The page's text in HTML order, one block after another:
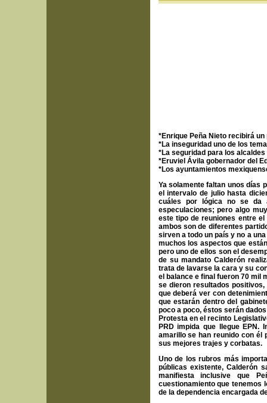
*Enrique Peña Nieto recibirá
*La inseguridad uno de los
*La seguridad para los
*Eruviel Ávila gobernador del
*Los ayuntamientos
Ya solamente faltan unos días
el intervalo de julio hasta
cuáles por lógica no se da
especulaciones; pero algo
este tipo de reuniones entre
ambos son de diferentes
sirven a todo un país y no a
muchos los aspectos que
pero uno de ellos son el
de su mandato Calderón
trata de lavarse la cara y su
el balance e final fueron 70 mil
se dieron resultados
que deberá ver con
que estarán dentro del
poco a poco, éstos serán
Protesta en el recinto
PRD impida que llegue
amarillo se han reunido con él
sus mejores trajes y corbatas.
Uno de los rubros más
públicas existente, Calderón
manifiesta inclusive que
cuestionamiento que tenemos
de la dependencia encargada